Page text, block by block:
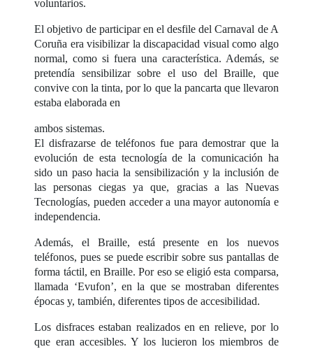
voluntarios.
El objetivo de participar en el desfile del Carnaval de A
Coruña era visibilizar la discapacidad visual como algo
normal, como si fuera una característica. Además, se
pretendía sensibilizar sobre el uso del Braille, que
convive con la tinta, por lo que la pancarta que llevaron
estaba elaborada en
ambos sistemas.
El disfrazarse de teléfonos fue para demostrar que la
evolución de esta tecnología de la comunicación ha
sido un paso hacia la sensibilización y la inclusión de
las personas ciegas ya que, gracias a las Nuevas
Tecnologías, pueden acceder a una mayor autonomía e
independencia.
Además, el Braille, está presente en los nuevos
teléfonos, pues se puede escribir sobre sus pantallas de
forma táctil, en Braille. Por eso se eligió esta comparsa,
llamada ‘Evufon’, en la que se mostraban diferentes
épocas y, también, diferentes tipos de accesibilidad.
Los disfraces estaban realizados en en relieve, por lo
que eran accesibles. Y los lucieron los miembros de